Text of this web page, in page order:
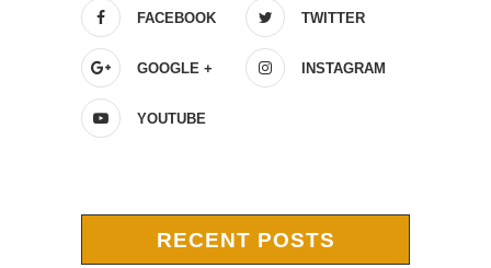
FACEBOOK TWITTER
GOOGLE + INSTAGRAM
YOUTUBE
RECENT POSTS